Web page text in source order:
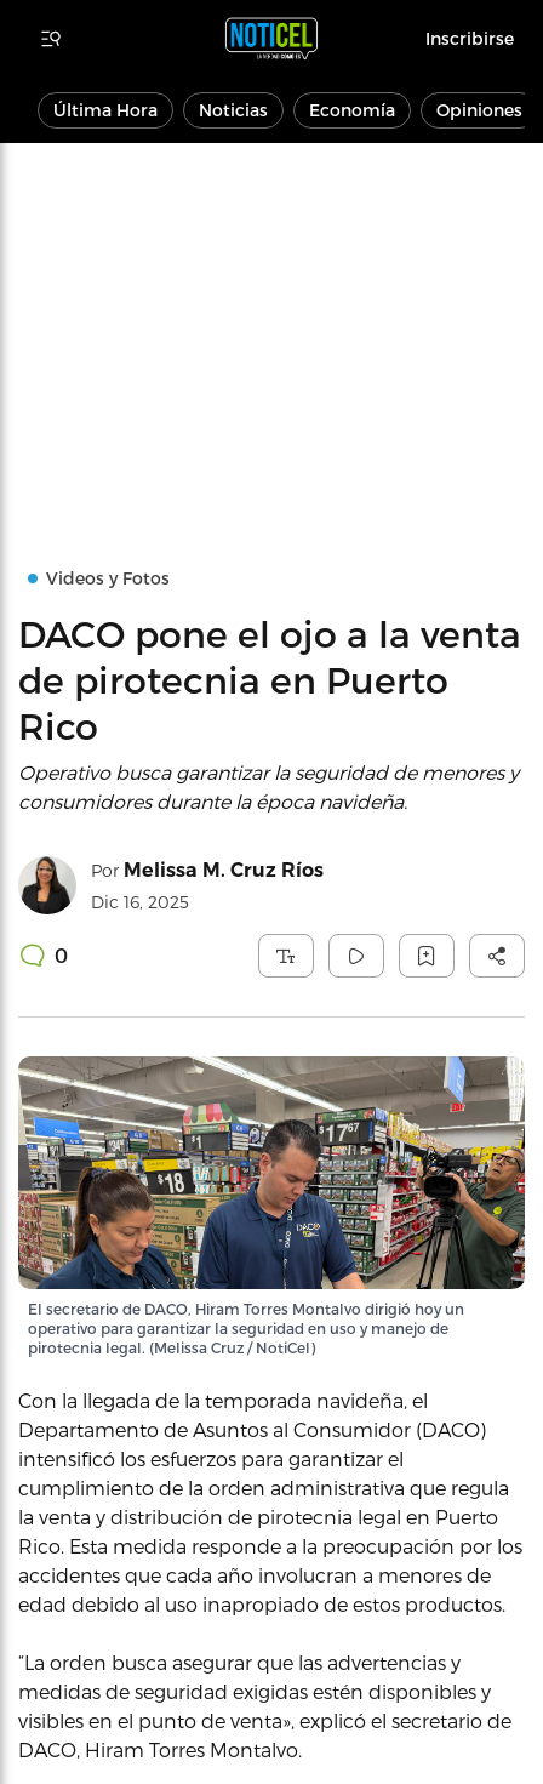
Inscribirse
Última Hora Noticias Economía Opiniones
Videos y Fotos
DACO pone el ojo a la venta
de pirotecnia en Puerto
Rico
Operativo busca garantizar la seguridad de menores y
consumidores durante la época navideña.
Por Melissa M. Cruz Ríos
Dic 16, 2025
0
El secretario de DACO, Hiram Torres Montalvo dirigió hoy un
operativo para garantizar la seguridad en uso y manejo de
pirotecnia legal. (Melissa Cruz / NotiCel)
Con la llegada de la temporada navideña, el
Departamento de Asuntos al Consumidor (DACO)
intensificó los esfuerzos para garantizar el
cumplimiento de la orden administrativa que regula
la venta y distribución de pirotecnia legal en Puerto
Rico. Esta medida responde a la preocupación por los
accidentes que cada año involucran a menores de
edad debido al uso inapropiado de estos productos.
“La orden busca asegurar que las advertencias y
medidas de seguridad exigidas estén disponibles y
visibles en el punto de venta», explicó el secretario de
DACO, Hiram Torres Montalvo.